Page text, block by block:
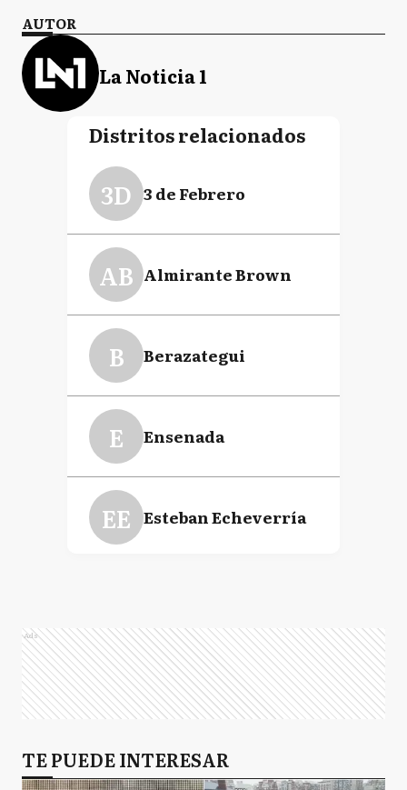
AUTOR
La Noticia 1
Distritos relacionados
3D 3 de Febrero
AB Almirante Brown
B Berazategui
E Ensenada
EE Esteban Echeverría
LM La Matanza
LP La Plata
Ads
TE PUEDE INTERESAR